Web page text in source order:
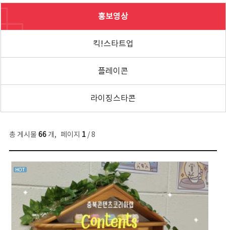
홍보영상
킥!스타트업
플레이콘
라이징스타콘
총 게시물 66개, 페이지 1/ 8